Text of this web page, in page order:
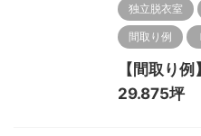
独立脱衣室
間取り例
【間取り
29.875坪